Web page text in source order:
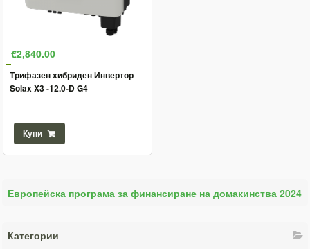
€2,840.00
Трифазен хибриден Инвертор
Solax X3 -12.0-D G4
Купи
Европейска програма за финансиране на домакинства 2024
Категории